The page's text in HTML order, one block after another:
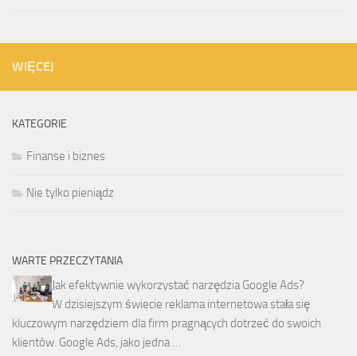
WIĘCEJ
KATEGORIE
Finanse i biznes
Nie tylko pieniądz
WARTE PRZECZYTANIA
Jak efektywnie wykorzystać narzędzia Google Ads?
W dzisiejszym świecie reklama internetowa stała się
kluczowym narzędziem dla firm pragnących dotrzeć do swoich
klientów. Google Ads, jako jedna …